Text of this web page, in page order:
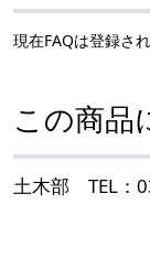
現在FAQは登録さ
この商品
土木部 TEL：